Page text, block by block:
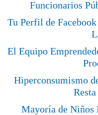
Funcionarios
Tu Perfil de
El Equipo
Hiperconsumismo
Mayoría de Niños